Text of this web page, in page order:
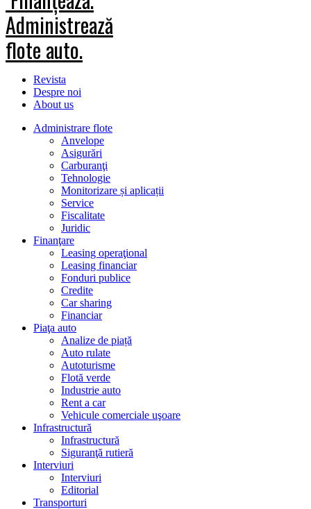
Revista
Despre noi
About us
Administrare flote
Anvelope
Asigurări
Carburanţi
Tehnologie
Monitorizare și aplicații
Service
Fiscalitate
Juridic
Finanţare
Leasing operaţional
Leasing financiar
Fonduri publice
Credite
Car sharing
Financiar
Piaţa auto
Analize de piață
Auto rulate
Autoturisme
Flotă verde
Industrie auto
Rent a car
Vehicule comerciale uşoare
Infrastructură
Infrastructură
Siguranţă rutieră
Interviuri
Interviuri
Editorial
Transporturi